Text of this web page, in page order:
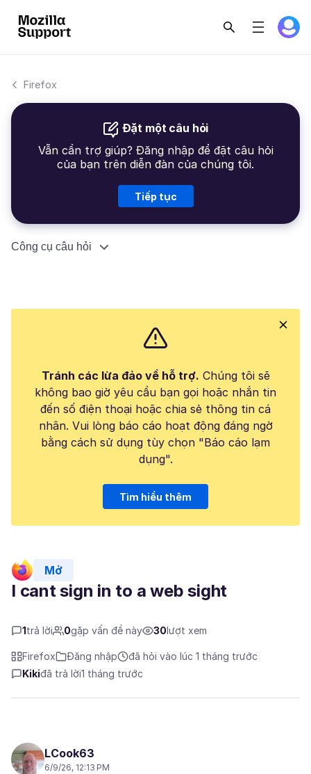
Firefox
Đặt một câu hỏi
Vẫn cần trợ giúp? Đăng nhập để đặt câu hỏi
của bạn trên diễn đàn của chúng tôi.
Tiếp tục
Công cụ câu hỏi
Tránh các lừa đảo về hỗ trợ. Chúng tôi sẽ
không bao giờ yêu cầu bạn gọi hoặc nhắn tin
đến số điện thoại hoặc chia sẻ thông tin cá
nhân. Vui lòng báo cáo hoạt động đáng ngờ
bằng cách sử dụng tùy chọn "Báo cáo lạm
dụng".
Tìm hiểu thêm
Mở
I cant sign in to a web sight
1trả lời 0gặp vấn đề này 30lượt xem
Firefox Đăng nhập
đã hỏi vào lúc 1 tháng trước
Kikiđã trả lời1 tháng trước
LCook63
6/9/26, 12:13 PM